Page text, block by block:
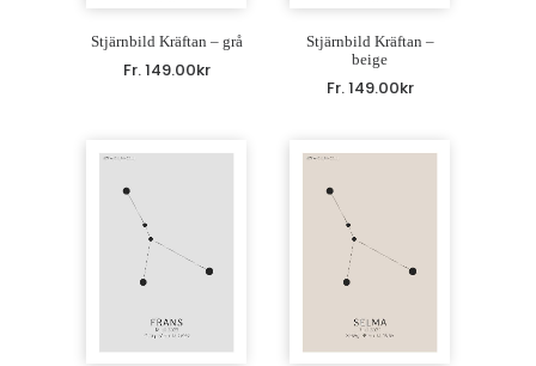
Stjärnbild Kräftan – grå
Fr.149.00kr
Stjärnbild Kräftan –
beige
Fr.149.00kr